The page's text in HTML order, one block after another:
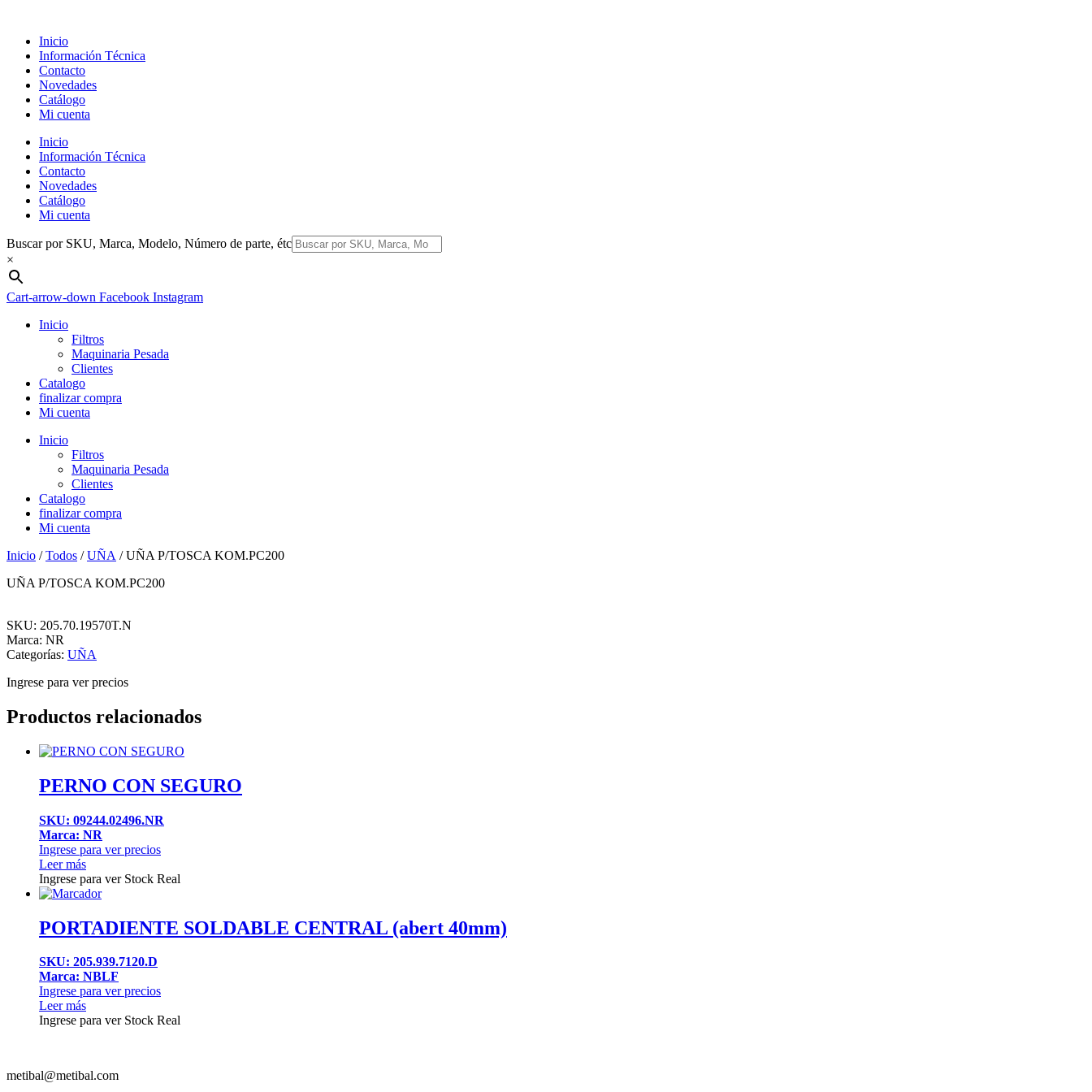
contenido
Inicio
Información Técnica
Contacto
Novedades
Catálogo
Mi cuenta
Inicio
Información Técnica
Contacto
Novedades
Catálogo
Mi cuenta
Buscar por SKU, Marca, Modelo, Número de parte, étc
×
Cart-arrow-down Facebook Instagram
Inicio
Filtros
Maquinaria Pesada
Clientes
Catalogo
finalizar compra
Mi cuenta
Inicio
Filtros
Maquinaria Pesada
Clientes
Catalogo
finalizar compra
Mi cuenta
Inicio /Todos /UÑA / UÑA P/TOSCA KOM.PC200
UÑA P/TOSCA KOM.PC200
SKU: 205.70.19570T.N
Marca: NR
Categorías: UÑA
Ingrese para ver precios
Productos relacionados
PERNO CON SEGURO
SKU: 09244.02496.NR
Marca: NR
Ingrese para ver precios
Leer más
Ingrese para ver Stock Real
PORTADIENTE SOLDABLE CENTRAL (abert 40mm)
SKU: 205.939.7120.D
Marca: NBLF
Ingrese para ver precios
Leer más
Ingrese para ver Stock Real
metibal@metibal.com